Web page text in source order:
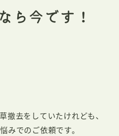
ら今です！
撤去をしていたけれども、
みでのご依頼です。